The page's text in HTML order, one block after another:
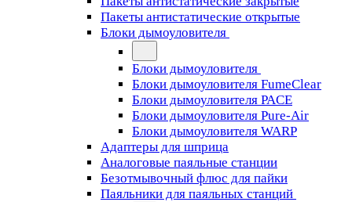
Пакеты антистатические открытые
Блоки дымоуловителя
Блоки дымоуловителя
Блоки дымоуловителя FumeClear
Блоки дымоуловителя PACE
Блоки дымоуловителя Pure-Air
Блоки дымоуловителя WARP
Адаптеры для шприца
Аналоговые паяльные станции
Безотмывочный флюс для пайки
Паяльники для паяльных станций